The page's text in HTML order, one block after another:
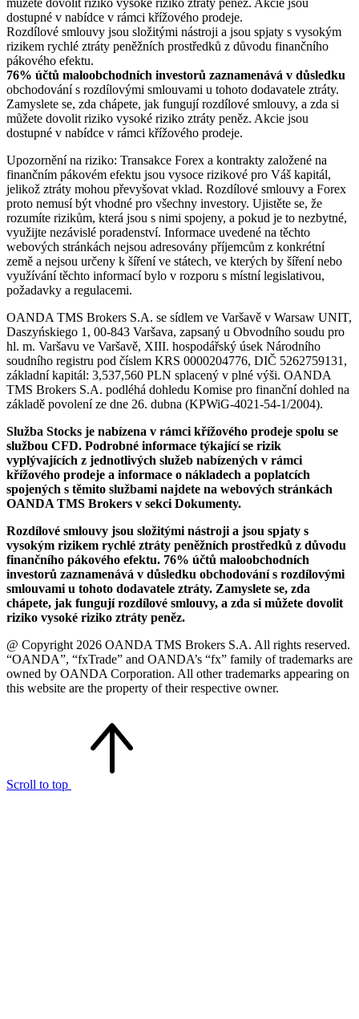
dostupné v nabídce v rámci křížového prodeje.
Rozdílové smlouvy jsou složitými nástroji a jsou spjaty s vysokým
rizikem rychlé ztráty peněžních prostředků z důvodu finančního
pákového efektu.
76% účtů maloobchodních investorů zaznamenává v důsledku
obchodování s rozdílovými smlouvami u tohoto dodavatele ztráty.
Zamyslete se, zda chápete, jak fungují rozdílové smlouvy, a zda si
můžete dovolit riziko vysoké riziko ztráty peněz. Akcie jsou
dostupné v nabídce v rámci křížového prodeje.
Upozornění na riziko: Transakce Forex a kontrakty založené na
finančním pákovém efektu jsou vysoce rizikové pro Váš kapitál,
jelikož ztráty mohou převyšovat vklad. Rozdílové smlouvy a Forex
proto nemusí být vhodné pro všechny investory. Ujistěte se, že
rozumíte rizikům, která jsou s nimi spojeny, a pokud je to nezbytné,
využijte nezávislé poradenství. Informace uvedené na těchto
webových stránkách nejsou adresovány příjemcům z konkrétní
země a nejsou určeny k šíření ve státech, ve kterých by šíření nebo
využívání těchto informací bylo v rozporu s místní legislativou,
požadavky a regulacemi.
OANDA TMS Brokers S.A. se sídlem ve Varšavě v Warsaw UNIT,
Daszyńskiego 1, 00-843 Varšava, zapsaný u Obvodního soudu pro
hl. m. Varšavu ve Varšavě, XIII. hospodářský úsek Národního
soudního registru pod číslem KRS 0000204776, DIČ 5262759131,
základní kapitál: 3,537,560 PLN splacený v plné výši. OANDA
TMS Brokers S.A. podléhá dohledu Komise pro finanční dohled na
základě povolení ze dne 26. dubna (KPWiG-4021-54-1/2004).
Služba Stocks je nabízena v rámci křížového prodeje spolu se
službou CFD. Podrobné informace týkající se rizik
vyplývajících z jednotlivých služeb nabízených v rámci
křížového prodeje a informace o nákladech a poplatcích
spojených s těmito službami najdete na webových stránkách
OANDA TMS Brokers v sekci Dokumenty.
Rozdílové smlouvy jsou složitými nástroji a jsou spjaty s
vysokým rizikem rychlé ztráty peněžních prostředků z důvodu
finančního pákového efektu. 76% účtů maloobchodních
investorů zaznamenává v důsledku obchodování s rozdílovými
smlouvami u tohoto dodavatele ztráty. Zamyslete se, zda
chápete, jak fungují rozdílové smlouvy, a zda si můžete dovolit
riziko vysoké riziko ztráty peněz.
@ Copyright 2026 OANDA TMS Brokers S.A. All rights reserved.
“OANDA”, “fxTrade” and OANDA’s “fx” family of trademarks are
owned by OANDA Corporation. All other trademarks appearing on
this website are the property of their respective owner.
Scroll to top